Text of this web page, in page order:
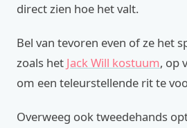
direct zien hoe het valt.
Bel van tevoren even of ze het
zoals het Jack Will kostuum, op
om een teleurstellende rit te
Overweeg ook tweedehands